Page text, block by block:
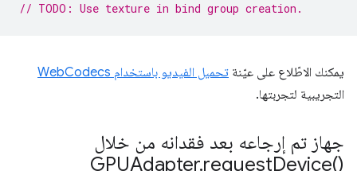
// TODO: Use texture in bind group creation.
يمكنك الاطّلاع على عيّنة تحميل الفيديو باستخدام WebCodecs
التجريبية لتجربتها.
جهاز تم إرجاعه بعد فقدانه من خلال
GPUAdapter.requestDevice()‎